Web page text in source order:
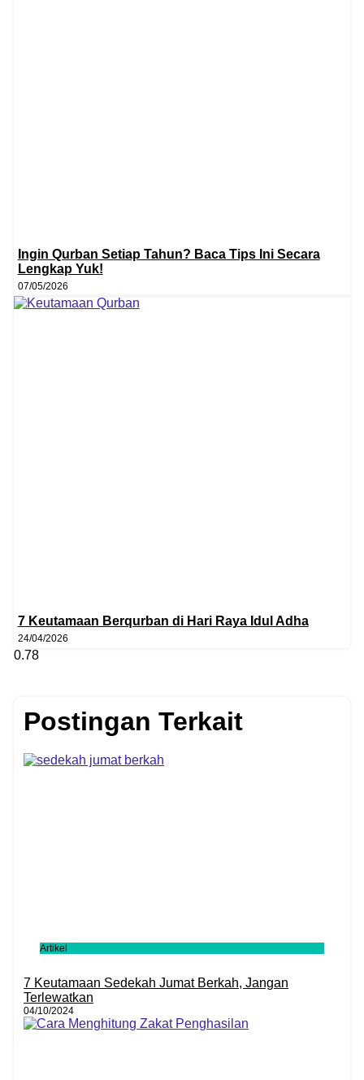
Ingin Qurban Setiap Tahun? Baca Tips Ini Secara
Lengkap Yuk!
07/05/2026
7 Keutamaan Berqurban di Hari Raya Idul Adha
24/04/2026
Postingan Terkait
Artikel
7 Keutamaan Sedekah Jumat Berkah, Jangan
Terlewatkan
04/10/2024